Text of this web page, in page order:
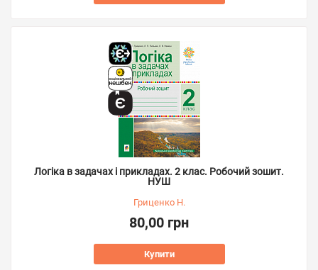
Логіка в задачах і прикладах. 2 клас. Робочий зошит.
НУШ
Гриценко Н.
80,00 грн
Купити